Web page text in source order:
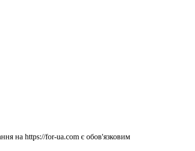
на https://for-ua.com є обов'язковим